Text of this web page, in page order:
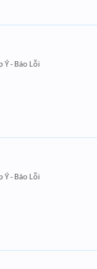
Ý - Báo Lỗi
Ý - Báo Lỗi